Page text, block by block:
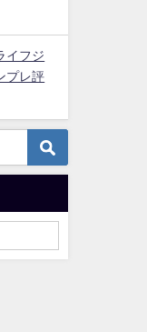
イフジ
プレ評